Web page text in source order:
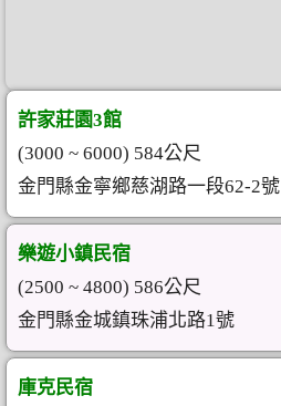
許家莊園3館
(3000 ~ 6000) 584公尺
金門縣金寧鄉慈湖路一段62-2號
樂遊小鎮民宿
(2500 ~ 4800) 586公尺
金門縣金城鎮珠浦北路1號
庫克民宿